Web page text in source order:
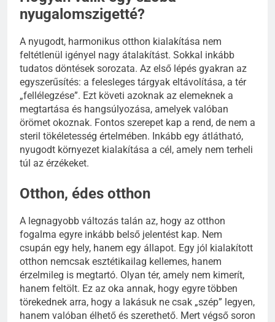
nyugalomszigetté?
A nyugodt, harmonikus otthon kialakítása nem
feltétlenül igényel nagy átalakítást. Sokkal inkább
tudatos döntések sorozata. Az első lépés gyakran az
egyszerűsítés: a felesleges tárgyak eltávolítása, a tér
„fellélegzése”. Ezt követi azoknak az elemeknek a
megtartása és hangsúlyozása, amelyek valóban
örömet okoznak. Fontos szerepet kap a rend, de nem a
steril tökéletesség értelmében. Inkább egy átlátható,
nyugodt környezet kialakítása a cél, amely nem terheli
túl az érzékeket.
Otthon, édes otthon
A legnagyobb változás talán az, hogy az otthon
fogalma egyre inkább belső jelentést kap. Nem
csupán egy hely, hanem egy állapot. Egy jól kialakított
otthon nemcsak esztétikailag kellemes, hanem
érzelmileg is megtartó. Olyan tér, amely nem kimerít,
hanem feltölt. Ez az oka annak, hogy egyre többen
törekednek arra, hogy a lakásuk ne csak „szép” legyen,
hanem valóban élhető és szerethető. Mert végső soron